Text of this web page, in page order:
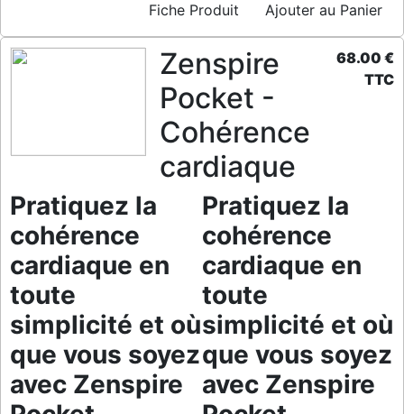
Fiche Produit Ajouter au Panier
Zenspire
Pocket -
Cohérence
cardiaque
Pratiquez la
cohérence
cardiaque en
toute
simplicité et où
que vous soyez
avec Zenspire
Pratiquez la
cohérence
cardiaque en
toute
simplicité et où
que vous soyez
avec Zenspire
68.00 €
TTC